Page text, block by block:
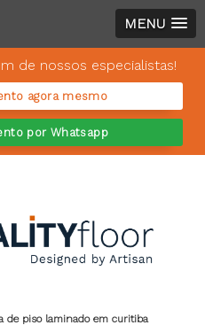
MENU
de nossos especialistas!
agora mesmo
por Whatsapp
de piso laminado em curitiba